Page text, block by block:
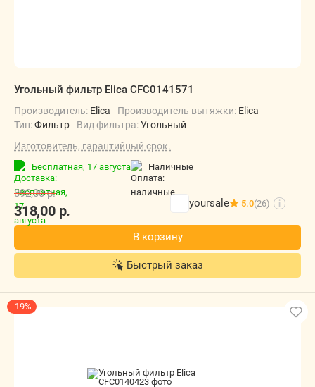
Угольный фильтр Elica CFC0141571
Производитель: Elica Производитель вытяжки: Elica
Тип:Фильтр Вид фильтра:Угольный
Изготовитель, гарантийный срок.
Бесплатная, 17 августа наличные
318,00р.
392,00р.
yoursale 5.0(26) i
В корзину
Быстрый заказ
-19%